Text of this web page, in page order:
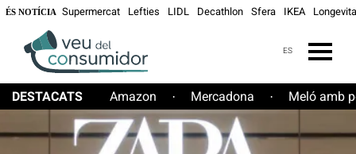
ÉS NOTÍCIA Supermercat Lefties LIDL Decathlon Sfera IKEA
ES
DESTACATS Amazon · Mercadona · Meló amb